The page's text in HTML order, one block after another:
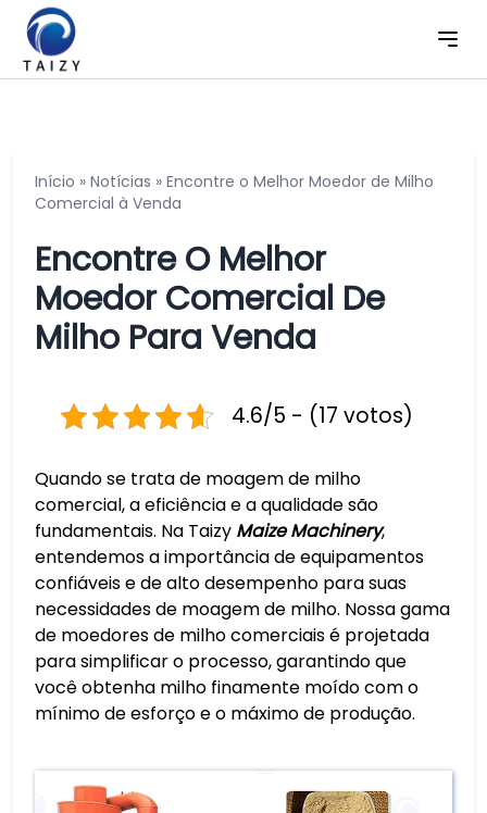
Início » Notícias » Encontre o Melhor Moedor de Milho
Comercial à Venda
Encontre O Melhor
Moedor Comercial De
Milho Para Venda
4.6/5 - (17 votos)
Quando se trata de moagem de milho
comercial, a eficiência e a qualidade são
fundamentais. Na Taizy Maize Machinery,
entendemos a importância de equipamentos
confiáveis e de alto desempenho para suas
necessidades de moagem de milho. Nossa gama
de moedores de milho comerciais é projetada
para simplificar o processo, garantindo que
você obtenha milho finamente moído com o
mínimo de esforço e o máximo de produção.